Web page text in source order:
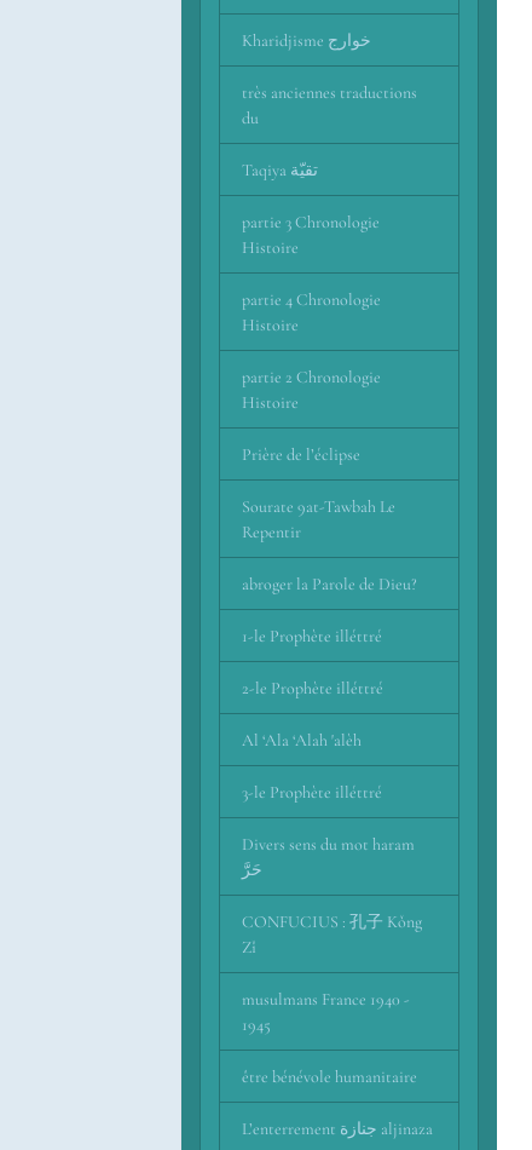
Kharidjisme خوارج
très anciennes traductions
du
Taqiya تقيّة
partie 3 Chronologie
Histoire
partie 4 Chronologie
Histoire
partie 2 Chronologie
Histoire
Prière de l’éclipse
Sourate 9at-Tawbah Le
Repentir
abroger la Parole de Dieu?
1-le Prophète illéttré
2-le Prophète illéttré
Al ‘Ala ‘Alah 'alèh
3-le Prophète illéttré
Divers sens du mot haram
حَرَّ
CONFUCIUS : 孔子 Kǒng
Zǐ
musulmans France 1940 -
1945
être bénévole humanitaire
L’enterrement جنازة aljinaza